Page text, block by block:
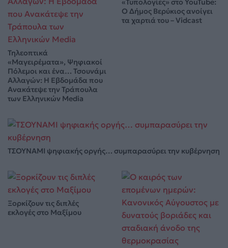
Τηλεοπτικά
«Μαγειρέματα», Ψηφιακοί
Πόλεμοι και ένα… Τσουνάμι
Αλλαγών: Η Εβδομάδα που
Ανακάτεψε την Τράπουλα
των Ελληνικών Media
«Τυπολογίες» στο YouTube:
Ο Δήμος Βερύκιος ανοίγει
τα χαρτιά του – Vidcast
ΤΣΟΥΝΑΜΙ ψηφιακής οργής… συμπαρασύρει την κυβέρνηση
Ξορκίζουν τις διπλές
εκλογές στο Μαξίμου